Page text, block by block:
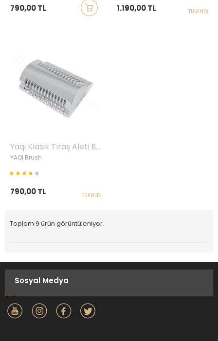
790,00 TL 1.190,00 TL TÜKENDI
Yaqi Klasik Tıraş Aleti Başlığı, Slant, Krom
YAQI Brush
790,00 TL TÜKENDI
Toplam 9 ürün görüntüleniyor.
Sosyal Medya